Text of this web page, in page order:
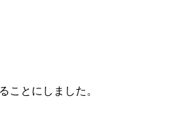
ことにしました。